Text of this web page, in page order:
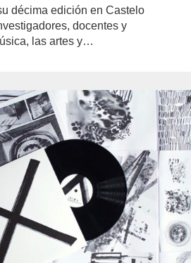
décima edición en Castelo
docentes y
las artes y…